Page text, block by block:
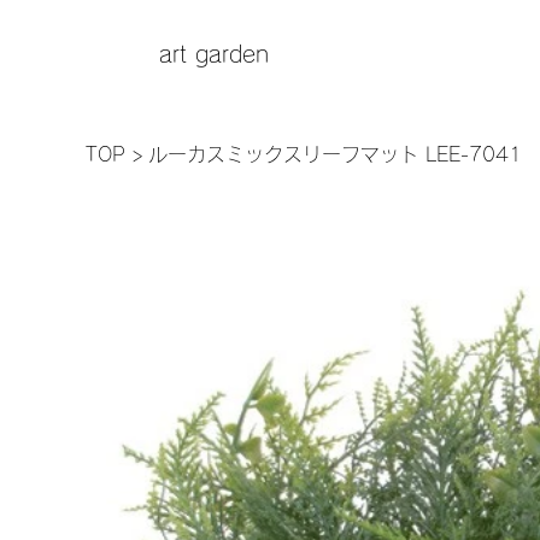
art garden
TOP > ルーカスミックスリーフマット LEE-7041